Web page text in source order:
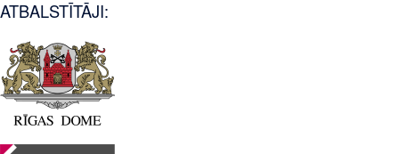
ATBALSTĪTĀJI: